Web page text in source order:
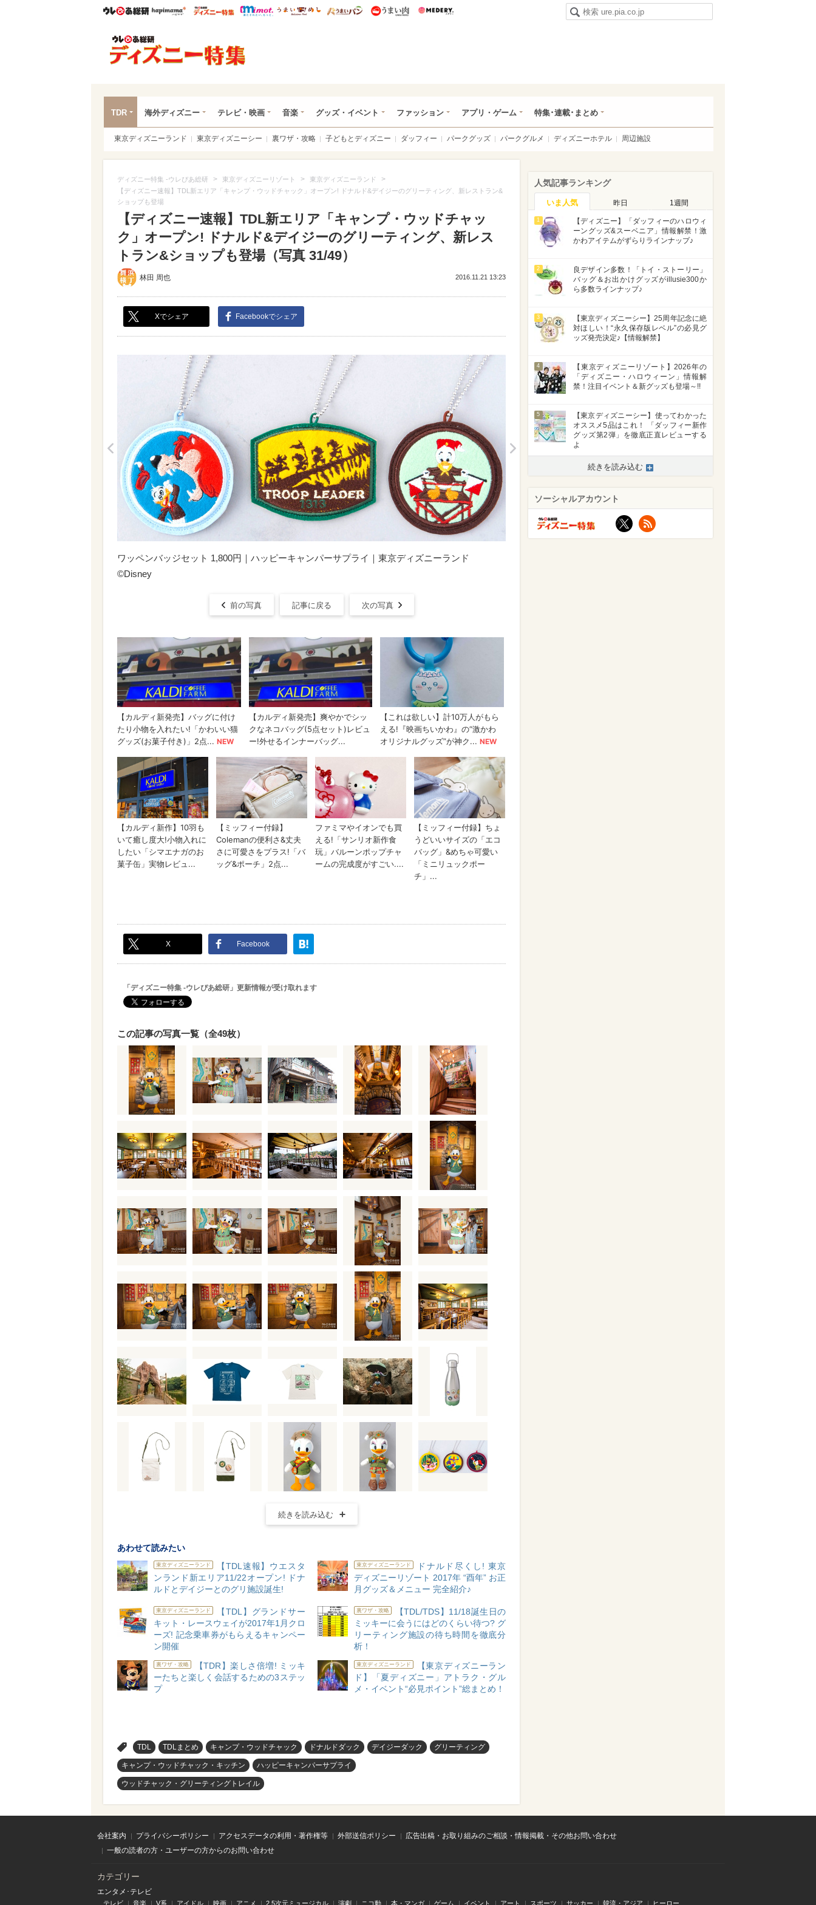
ウレぴあ総研ハピママ* ウレぴあ総研 ディズニー特集
mimot. うまいめし うまいパン うまい肉
TDR 海外ディズニー テレビ・映画 音楽 グッズ・イベント ファッション アプリ・ゲーム 特集･連載･まとめ
東京ディズニーランド 東京ディズニーシー 裏ワザ・攻略 子どもとディズニー ダッフィー パークグッズ パークグルメ ディズニーホテル 周辺施設
ディズニー特集 -ウレぴあ総研 > 東京ディズニーリゾート > 東京ディズニーランド >
【ディズニー速報】TDL新エリア「キャンプ・ウッドチャック」オープン! ドナルド&デイジーのグリーティング、新レストラン&
ショップも登場
【ディズニー速報】TDL新エリア「キャンプ・ウッドチャッ
ク」オープン! ドナルド&デイジーのグリーティング、新レス
トラン&ショップも登場（写真 31/49）
林田 周也 2016.11.21 13:23
Xでシェア Facebookでシェア
ワッペンバッジセット 1,800円｜ハッピーキャンパーサプライ｜東京ディズニーランド
©Disney
前の写真 記事に戻る 次の写真
X Facebook
「ディズニー特集 -ウレぴあ総研」更新情報が受け取れます
この記事の写真一覧（全49枚）
続きを読み込む
あわせて読みたい
東京ディズニーランド
【TDL速報】ウエスタ
ンランド新エリア11/22オープン! ドナ
ルドとデイジーとのグリ施設誕生!
東京ディズニーランド
ドナルド尽くし! 東京
ディズニーリゾート 2017年 “酉年” お正
月グッズ＆メニュー 完全紹介♪
東京ディズニーランド
【TDL】グランドサー
キット・レースウェイが2017年1月クロ
ーズ! 記念乗車券がもらえるキャンペー
ン開催
裏ワザ・攻略
【TDL/TDS】11/18誕生日の
ミッキーに会うにはどのくらい待つ? グ
リーティング施設の待ち時間を徹底分
析！
裏ワザ・攻略
【TDR】楽しさ倍増! ミッキ
ーたちと楽しく会話するための3ステッ
プ
東京ディズニーランド
【東京ディズニーラン
ド】「夏ディズニー」アトラク・グル
メ・イベント“必見ポイント”総まとめ！
TDL TDLまとめ キャンプ・ウッドチャック ドナルドダック デイジーダック グリーティング
キャンプ・ウッドチャック・キッチン ハッピーキャンパーサプライ
ウッドチャック・グリーティングトレイル
人気記事ランキング
いま人気 昨日 1週間
1
【ディズニー】「ダッフィーのハロウィ
ーングッズ&スーベニア」情報解禁！激
かわアイテムがずらりラインナップ♪
2
良デザイン多数！「トイ・ストーリー」
バッグ＆お出かけグッズがillusie300か
ら多数ラインナップ♪
3
【東京ディズニーシー】25周年記念に絶
対ほしい！“永久保存版レベル”の必見グ
ッズ発売決定♪【情報解禁】
4
【東京ディズニーリゾート】2026年の
「ディズニー・ハロウィーン」情報解
禁！注目イベント＆新グッズも登場～!!
5
【東京ディズニーシー】使ってわかった
オススメ5品はこれ！ 「ダッフィー新作
グッズ第2弾」を徹底正直レビューする
よ
続きを読み込む
ソーシャルアカウント
X
会社案内 プライバシーポリシー アクセスデータの利用・著作権等 外部送信ポリシー
広告出稿・お取り組みのご相談・情報掲載・その他お問い合わせ
一般の読者の方・ユーザーの方からのお問い合わせ
カテゴリー
エンタメ･テレビ
テレビ 音楽 V系 アイドル 映画 アニメ 2.5次元ミュージカル 演劇 ニコ動 本・マンガ ゲーム イベント アート スポーツ サッカー 韓流・アジア ヒーロー